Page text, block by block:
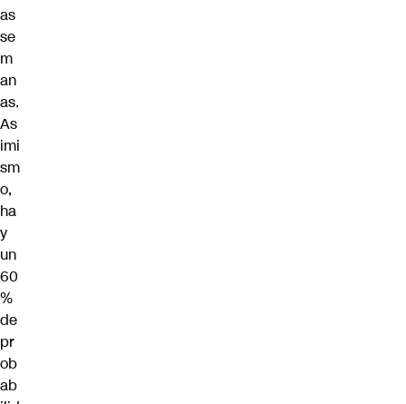
as
se
m
an
as.
As
imi
sm
o,
ha
y
un
60
%
de
pr
ob
ab